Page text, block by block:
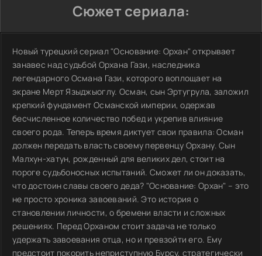
Сюжет сериала:
Новый турецкий сериал "Основание: Орхан" открывает
занавес над судьбой Орхана Гази, наследника
легендарного Османа Гази, которого воплощает на
экране Мерт Языджыоглу. Осман, сын Эртугрула, заложил
крепкий фундамент Османской империи, одержав
бесчисленное количество побед и укрепив влияние
своего рода. Теперь время диктует свои правила: Осман
должен передать власть своему первенцу Орхану. Сын
Малхун-хатун, рожденный для великих дел, стоит на
пороге судьбоносных испытаний. Сможет ли он доказать,
что достоин славы своего деда? "Основание: Орхан" – это
не просто хроника завоеваний. Это история о
становлении личности, о бремени власти и сложных
решениях. Перед Орханом стоит задача не только
удержать завоевания отца, но и превзойти его. Ему
предстоит покорить неприступную Бурсу, стратегически